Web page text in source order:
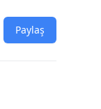
Paylaş